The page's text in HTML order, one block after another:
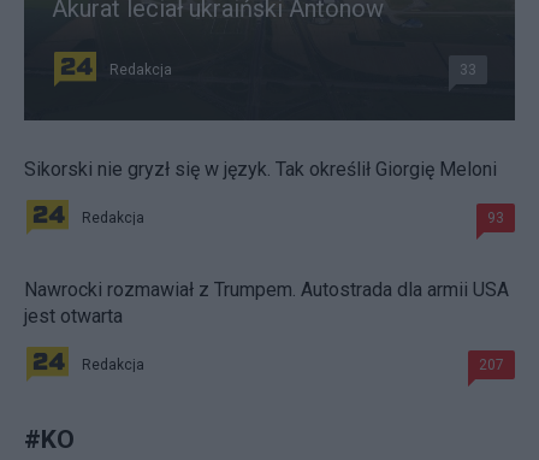
Akurat leciał ukraiński Antonow
Redakcja 33
Sikorski nie gryzł się w język. Tak określił Giorgię Meloni
Redakcja 93
Nawrocki rozmawiał z Trumpem. Autostrada dla armii USA
jest otwarta
Redakcja 207
#KO